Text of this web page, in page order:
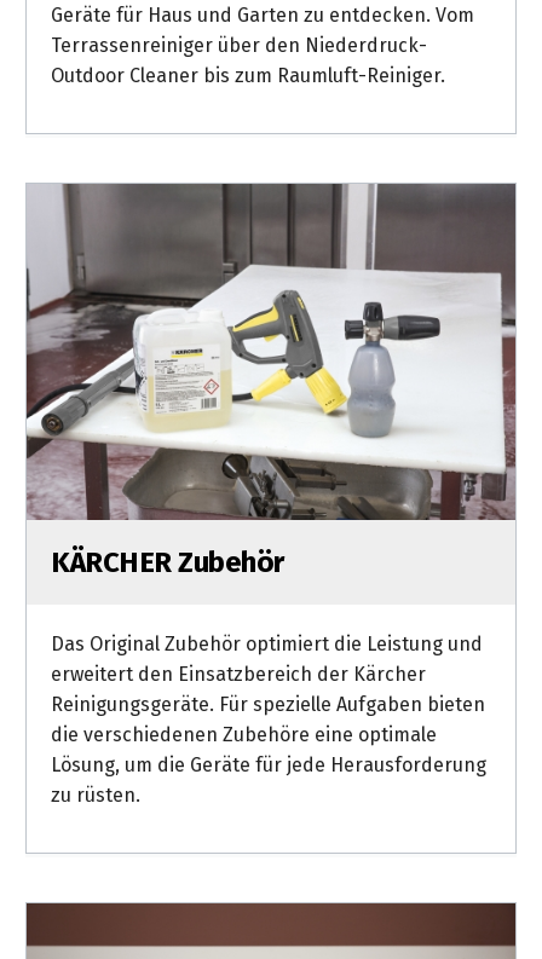
Geräte für Haus und Garten zu entdecken. Vom
Terrassenreiniger über den Niederdruck-
Outdoor Cleaner bis zum Raumluft-Reiniger.
KÄRCHER Zubehör
Das Original Zubehör optimiert die Leistung und
erweitert den Einsatzbereich der Kärcher
Reinigungsgeräte. Für spezielle Aufgaben bieten
die verschiedenen Zubehöre eine optimale
Lösung, um die Geräte für jede Herausforderung
zu rüsten.